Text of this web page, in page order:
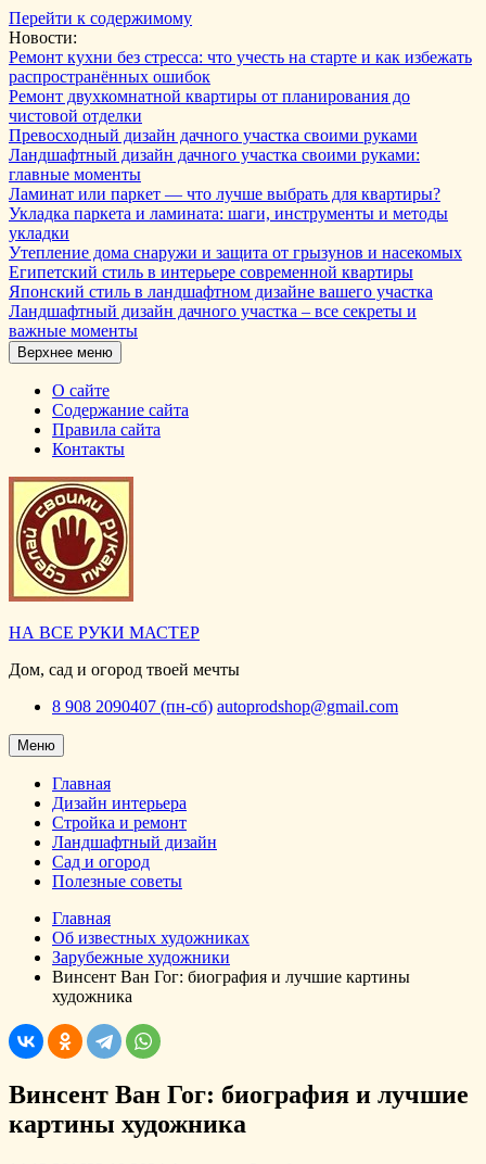
Перейти к содержимому
Новости:
Ремонт кухни без стресса: что учесть на старте и как избежать
распространённых ошибок
Ремонт двухкомнатной квартиры от планирования до
чистовой отделки
Превосходный дизайн дачного участка своими руками
Ландшафтный дизайн дачного участка своими руками:
главные моменты
Ламинат или паркет — что лучше выбрать для квартиры?
Укладка паркета и ламината: шаги, инструменты и методы
укладки
Утепление дома снаружи и защита от грызунов и насекомых
Египетский стиль в интерьере современной квартиры
Японский стиль в ландшафтном дизайне вашего участка
Ландшафтный дизайн дачного участка – все секреты и
важные моменты
Верхнее меню
О сайте
Содержание сайта
Правила сайта
Контакты
НА ВСЕ РУКИ МАСТЕР
Дом, сад и огород твоей мечты
8 908 2090407 (пн-сб) autoprodshop@gmail.com
Меню
Главная
Дизайн интерьера
Стройка и ремонт
Ландшафтный дизайн
Сад и огород
Полезные советы
Главная
Об известных художниках
Зарубежные художники
Винсент Ван Гог: биография и лучшие картины
художника
Винсент Ван Гог: биография и лучшие
картины художника